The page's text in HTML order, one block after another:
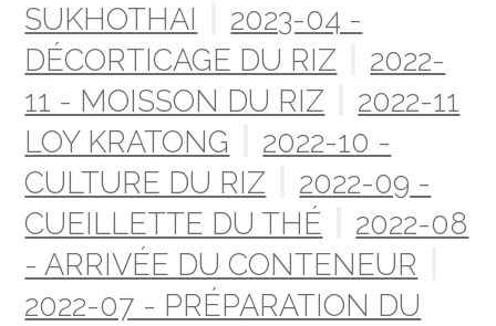
SUKHOTHAI
2023-04 -
DÉCORTICAGE DU RIZ
2022-
11 - MOISSON DU RIZ
2022-11
LOY KRATONG
2022-10 -
CULTURE DU RIZ
2022-09 -
CUEILLETTE DU THÉ
2022-08
- ARRIVÉE DU CONTENEUR
2022-07 - PRÉPARATION DU